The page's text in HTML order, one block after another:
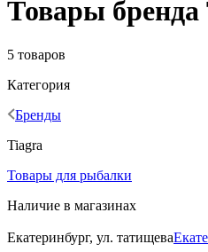
Товары бренда
5 товаров
Категория
Бренды
Tiagra
Товары для рыбалки
Наличие в магазинах
Екатеринбург, ул. татищева